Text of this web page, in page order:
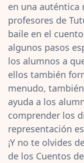
en una auténtica
profesores de
baile en el
algunos pasos
los alumnos a
ellos también
menudo,
ayuda a los
comprender los
representación
¡Y no te olvides
de los Cuentos